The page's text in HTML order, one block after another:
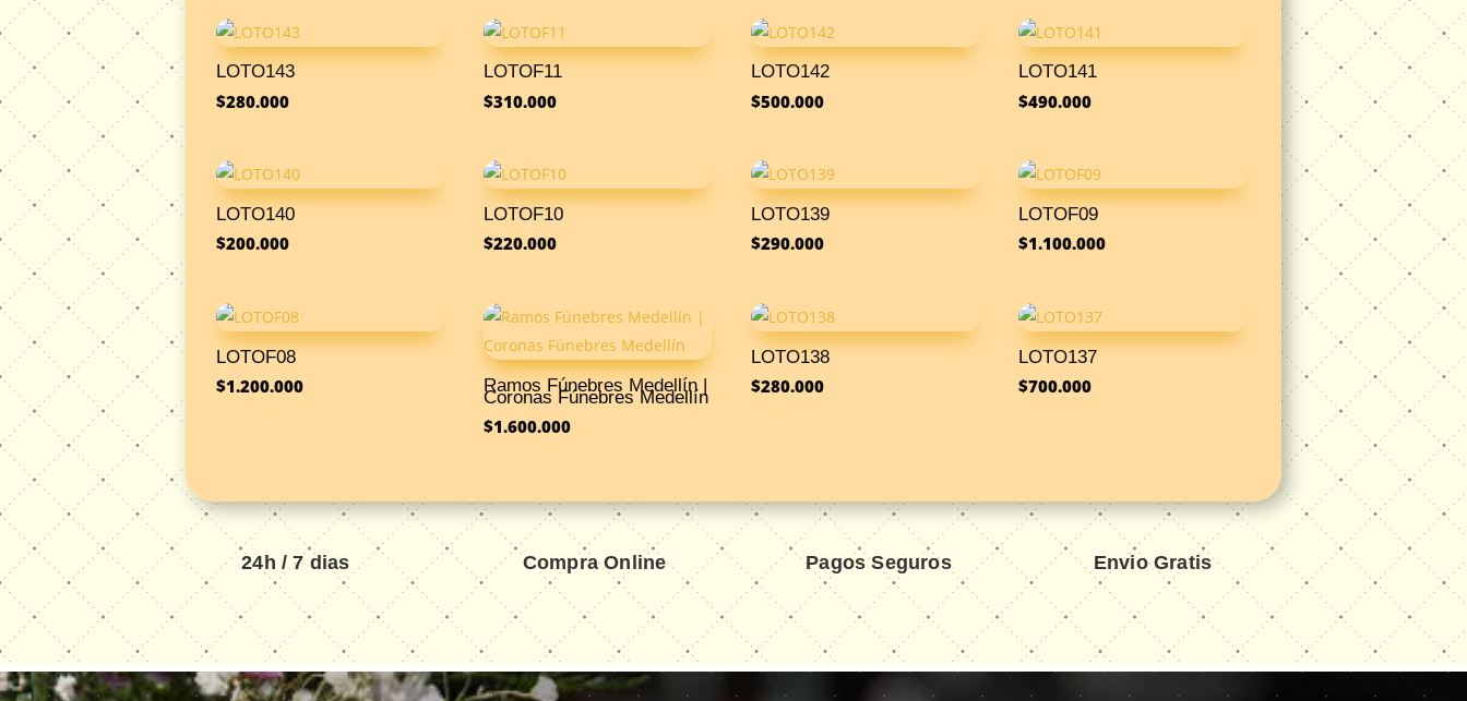
LOTO143
$280.000
LOTOF11
$310.000
LOTO142
$500.000
LOTO141
$490.000
LOTO140
$200.000
LOTOF10
$220.000
LOTO139
$290.000
LOTOF09
$1.100.000
LOTOF08
$1.200.000 Ramos Fúnebres Medellín |
Coronas Fúnebres Medellín
$1.600.000
LOTO138
$280.000
LOTO137
$700.000
24h / 7 dias Compra Online Pagos Seguros Envio Gratis